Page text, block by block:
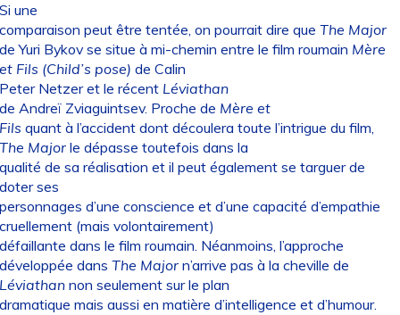
une
peut être tentée, on pourrait dire que The Major
Yuri Bykov se situe à mi-chemin entre le film roumain Mère
Fils (Child’s pose) de Calin
Netzer et le récent Léviathan
Andreï Zviaguintsev. Proche de Mère et
quant à l’accident dont découlera toute l’intrigue du film,
Majorle dépasse toutefois dans la
de sa réalisation et il peut également se targuer de
ses
d’une conscience et d’une capacité d’empathie
(mais volontairement)
dans le film roumain. Néanmoins, l’approche
dans The Majorn’arrive pas à la cheville de
non seulement sur le plan
mais aussi en matière d’intelligence et d’humour.